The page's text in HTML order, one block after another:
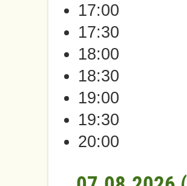
17:00
17:30
18:00
18:30
19:00
19:30
20:00